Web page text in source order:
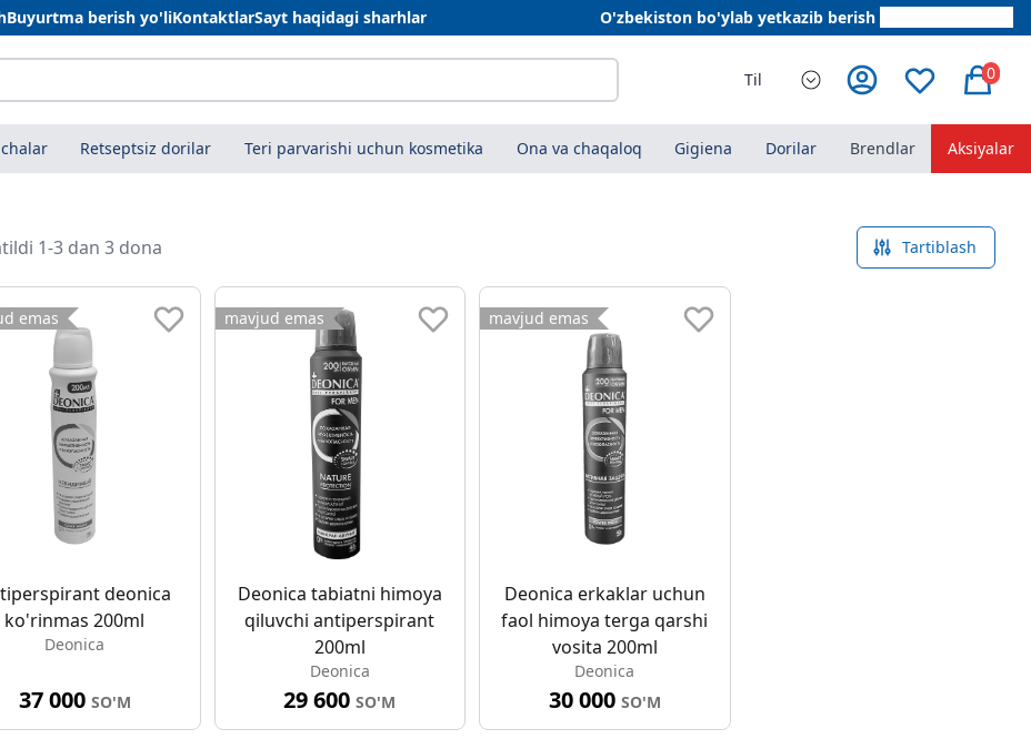
Buyurtma berish yo'liKontaktlarSayt haqidagi sharhlar O'zbekiston bo'ylab yetkazib berish
Til 0
Retseptsiz dorilar Teri parvarishi uchun kosmetika Ona va chaqaloq Gigiena Dorilar Brendlar Aksiyalar
1-3 dan 3 dona Tartiblash
emas
deonica
ko'rinmas 200ml
Deonica
37 000 SO'M
mavjud emas
Deonica tabiatni himoya
qiluvchi antiperspirant
200ml
Deonica
29 600SO'M
mavjud emas
Deonica erkaklar uchun
faol himoya terga qarshi
vosita 200ml
Deonica
30 000 SO'M